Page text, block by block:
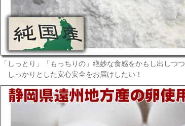
「しっとり」「もっちりの」絶妙な食感をかもし出しつつ
しっかりとした安心安全をお届けしたい！